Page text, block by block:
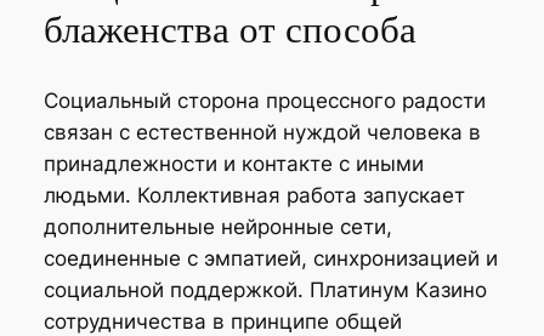
блаженства от способа
Социальный сторона процессного радости
связан с естественной нуждой человека в
принадлежности и контакте с иными
людьми. Коллективная работа запускает
дополнительные нейронные сети,
соединенные с эмпатией, синхронизацией и
социальной поддержкой. Платинум Казино
сотрудничества в принципе общей